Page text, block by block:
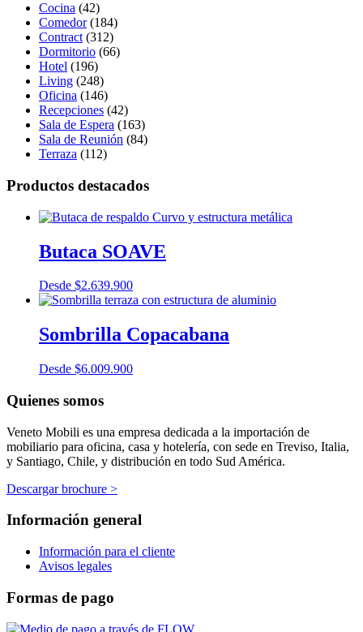
Cocina (42)
Comedor(184)
Contract (312)
Dormitorio (66)
Hotel (196)
Living (248)
Oficina (146)
Recepciones (42)
Sala de Espera (163)
Sala de Reunión (84)
Terraza (112)
Productos destacados
Butaca SOAVE
Desde $2.639.900
Sombrilla Copacabana
Desde $6.009.900
Quienes somos
Veneto Mobili es una empresa dedicada a la importación de
mobiliario para oficina, casa y hotelería, con sede en Treviso, Italia,
y Santiago, Chile, y distribución en todo Sud América.
Descargar brochure >
Información general
Información para el cliente
Avisos legales
Formas de pago